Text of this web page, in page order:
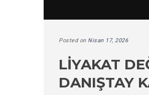
Posted on Nisan 17, 2026
LIYAKAT
DANIŞTAY